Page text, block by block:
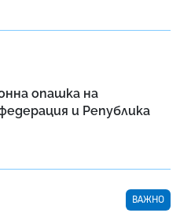
опашка на
и Република
ВАЖНО